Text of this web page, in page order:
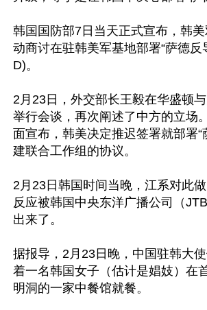
韩国国防部7日当天正式宣布，韩
动商讨在驻韩美军基地部署“萨德反
D)。
2月23日，外交部长王毅在华盛顿
举行会谈，再次阐述了中方的立场
面宣布，韩美决定推迟签署就部署“
建联合工作组的协议。
2月23日韩国时间当晚，江系对此
反应被韩国中央东洋广播公司（
出来了。
据报导，2月23日晚，中国驻韩大
着一名韩国女子（估计是娼妓）在
明洞的一家中餐馆就餐。